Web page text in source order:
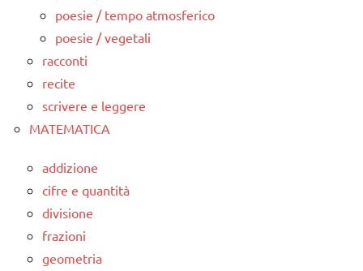
poesie / tempo atmosferico
poesie / vegetali
racconti
recite
scrivere e leggere
MATEMATICA
addizione
cifre e quantità
divisione
frazioni
geometria